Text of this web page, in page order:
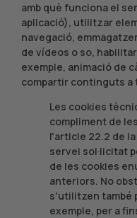
amb què funciona el
aplicació), utilitzar
navegació,
de vídeos o so,
exemple, animació de
compartir continguts a
Les cookies
compliment de
l'article 22.2 de
servei sol·licitat
de les cookies
anteriors. No
s'utilitzen també
exemple, per a